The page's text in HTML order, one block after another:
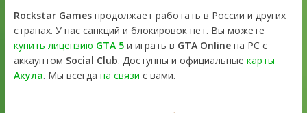
Rockstar Gamesпродолжает работать в России и других
странах. У нас санкций и блокировок нет. Вы можете
купить лицензию GTA 5и играть в GTA Onlineна PC с
аккаунтом Social Club. Доступны и официальные карты
Акула. Мы всегда на связи с вами.